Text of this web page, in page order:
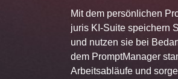
Mit dem persönlichen
juris KI-Suite speichern
und nutzen sie bei
dem PromptManager
Arbeitsabläufe und